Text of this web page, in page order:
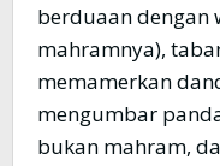
berduaan dengan
mahramnya),
memamerkan
mengumbar
bukan mahram,